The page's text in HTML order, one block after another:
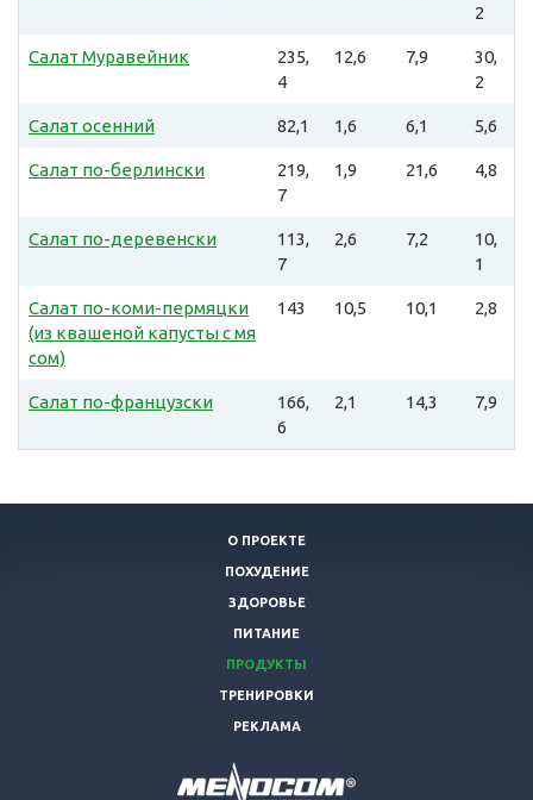
2
Салат Муравейник
235,
4
12,6 7,9
30,
2
Салат осенний 82,1 1,6 6,1 5,6
Салат по-берлински
219,
7
1,9 21,6 4,8
Салат по-деревенски
113,
7
2,6 7,2
10,
1
Салат по-коми-пермяцки
(из квашеной капусты с мя
сом)
143 10,5 10,1 2,8
Салат по-французски
166,
6
2,1 14,3 7,9
О ПРОЕКТЕ
ПОХУДЕНИЕ
ЗДОРОВЬЕ
ПИТАНИЕ
ПРОДУКТЫ
ТРЕНИРОВКИ
РЕКЛАМА